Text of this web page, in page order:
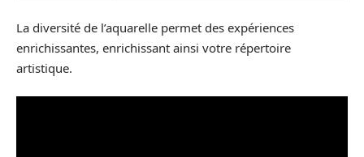
La diversité de l’aquarelle permet des expériences
enrichissantes, enrichissant ainsi votre répertoire
artistique.